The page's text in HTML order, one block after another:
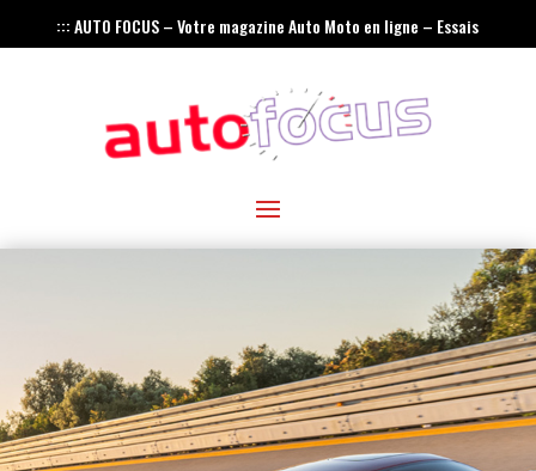
::: AUTO FOCUS – Votre magazine Auto Moto en ligne – Essais
– Actualités – Innovations – Rétro :::